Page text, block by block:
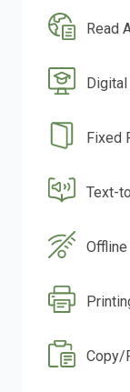
Read
Fixed
Text-
Copy/